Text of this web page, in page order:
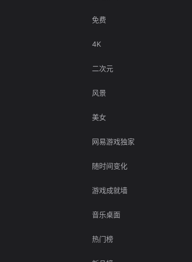
免费
4K
二次元
风景
美女
网易游戏独家
随时间变化
游戏成就墙
音乐桌面
热门榜